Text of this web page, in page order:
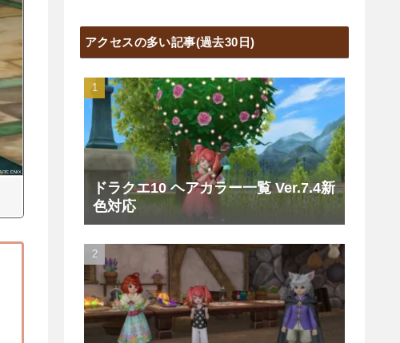
アクセスの多い記事(過去30日)
ドラクエ10 ヘアカラー一覧 Ver.7.4新
色対応